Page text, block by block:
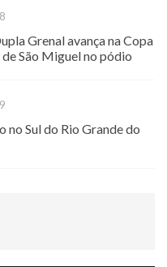
Grenal avança na Copa
São Miguel no pódio
no Sul do Rio Grande do